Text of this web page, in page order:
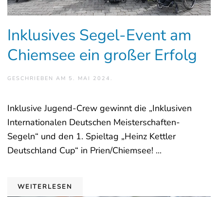
Inklusives Segel-Event am
Chiemsee ein großer Erfolg
GESCHRIEBEN AM 5. MAI 2024 .
Inklusive Jugend-Crew gewinnt die „Inklusiven
Internationalen Deutschen Meisterschaften-
Segeln“ und den 1. Spieltag „Heinz Kettler
Deutschland Cup“ in Prien/Chiemsee! ...
WEITERLESEN